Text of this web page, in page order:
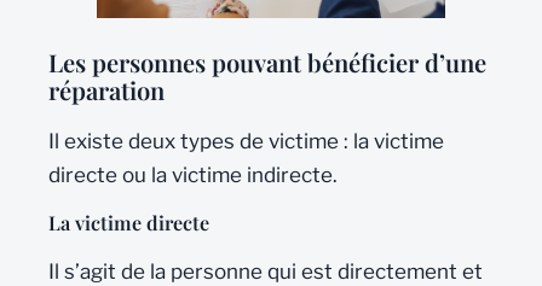
Les personnes pouvant bénéficier d’une
réparation
Il existe deux types de victime : la victime
directe ou la victime indirecte.
La victime directe
Il s’agit de la personne qui est directement et